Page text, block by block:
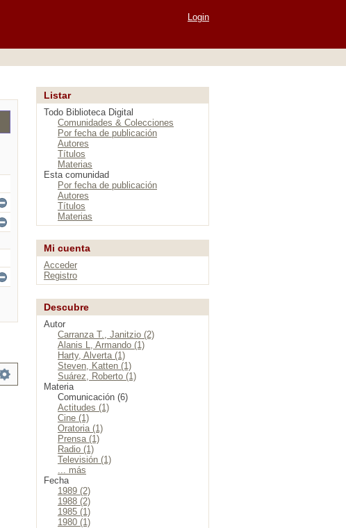
Login
Listar
Todo Biblioteca Digital
Comunidades & Colecciones
Por fecha de publicación
Autores
Títulos
Materias
Esta comunidad
Por fecha de publicación
Autores
Títulos
Materias
Mi cuenta
Acceder
Registro
Descubre
Autor
Carranza T., Janitzio (2)
Alanis L, Armando (1)
Harty, Alverta (1)
Steven, Katten (1)
Suárez, Roberto (1)
Materia
Comunicación (6)
Actitudes (1)
Cine (1)
Oratoria (1)
Prensa (1)
Radio (1)
Televisión (1)
... más
Fecha
1989 (2)
1988 (2)
1985 (1)
1980 (1)